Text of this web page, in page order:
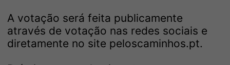
A votação será feita publicamente
através de votação nas redes sociais e
diretamente no site peloscaminhos.pt.